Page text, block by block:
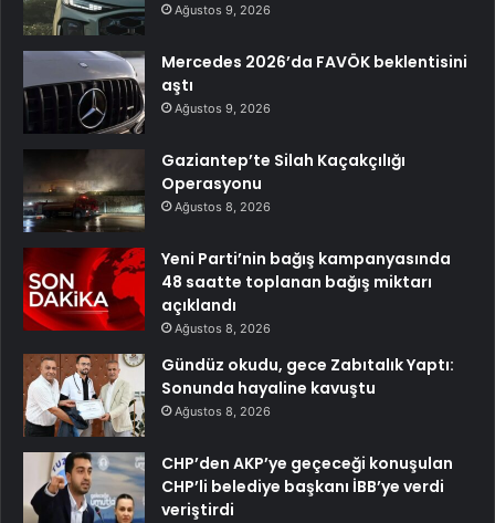
Ağustos 9, 2026
Mercedes 2026’da FAVÖK beklentisini
aştı
Ağustos 9, 2026
Gaziantep’te Silah Kaçakçılığı
Operasyonu
Ağustos 8, 2026
Yeni Parti’nin bağış kampanyasında
48 saatte toplanan bağış miktarı
açıklandı
Ağustos 8, 2026
Gündüz okudu, gece Zabıtalık Yaptı:
Sonunda hayaline kavuştu
Ağustos 8, 2026
CHP’den AKP’ye geçeceği konuşulan
CHP’li belediye başkanı İBB’ye verdi
veriştirdi